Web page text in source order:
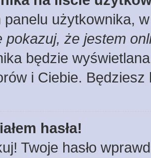
panelu użytkownika,
pokazuj, że jestem
będzie
i Ciebie.
hasła!
Twoje hasło